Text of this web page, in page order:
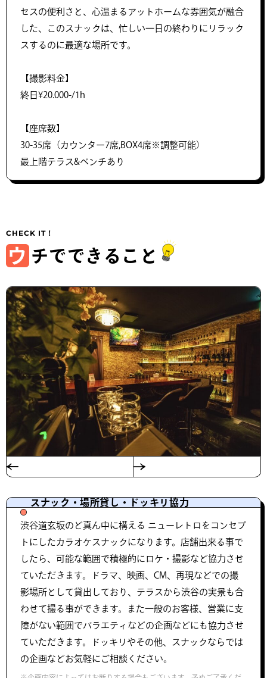
セスの便利さと、心温まるアットホームな雰囲気が融合
した、このスナックは、忙しい一日の終わりにリラック
スするのに最適な場所です。
【撮影料金】
終日¥20.000-/1h
【座席数】
30-35席（カウンター7席,BOX4席※調整可能）
最上階テラス&ベンチあり
ウ チでできること
スナック・場所貸し・ドッキリ協力
渋谷道玄坂のど真ん中に構える ニューレトロをコンセプ
トにしたカラオケスナックになります。店舗出来る事で
したら、可能な範囲で積極的にロケ・撮影など協力させ
ていただきます。ドラマ、映画、CM、再現などでの撮
影場所として貸出しており、テラスから渋谷の実景も合
わせて撮る事ができます。また一般のお客様、営業に支
障がない範囲でバラエティなどの企画などにも協力させ
ていただきます。ドッキリやその他、スナックならでは
の企画などお気軽にご相談ください。